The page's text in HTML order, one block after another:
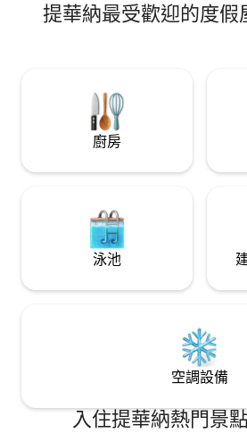
提華納最受歡迎的度假
廚房
泳池
空調設備
入住提華納熱門景